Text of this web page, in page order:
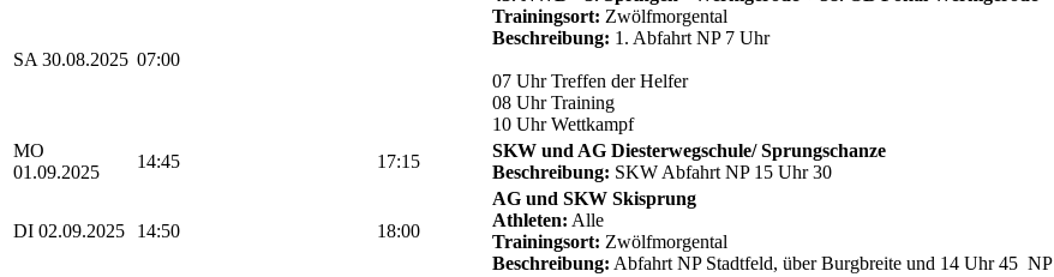
SA 30.08.2025 07:00
Trainingsort: Zwölfmorgental
Beschreibung: 1. Abfahrt NP 7 Uhr
07 Uhr Treffen der Helfer
08 Uhr Training
10 Uhr Wettkampf
MO
01.09.2025
14:45 17:15
SKW und AG Diesterwegschule/ Sprungschanze
Beschreibung: SKW Abfahrt NP 15 Uhr 30
DI 02.09.2025 14:50 18:00
AG und SKW Skisprung
Athleten: Alle
Trainingsort: Zwölfmorgental
Beschreibung: Abfahrt NP Stadtfeld, über Burgbreite und 14 Uhr 45 NP